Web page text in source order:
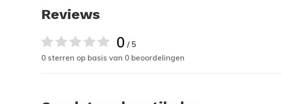
Reviews
0 / 5
0 sterren op basis van 0 beoordelingen